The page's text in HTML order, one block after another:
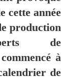
cette année
production
de
à
de